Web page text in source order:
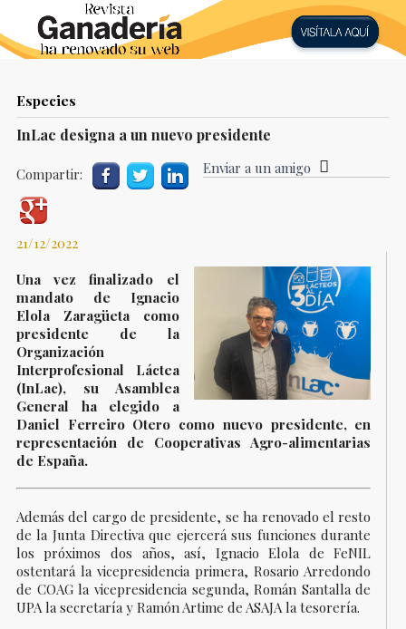
Especies
InLac designa a un nuevo presidente
Compartir: Enviar a un amigo
21/12/2022
Una vez finalizado el
mandato de Ignacio
Elola Zaragüeta como
presidente de la
Organización
Interprofesional Láctea
(InLac), su Asamblea
General ha elegido a
Daniel Ferreiro Otero como nuevo presidente, en
representación de Cooperativas Agro-alimentarias
de España.
Además del cargo de presidente, se ha renovado el resto
de la Junta Directiva que ejercerá sus funciones durante
los próximos dos años, así, Ignacio Elola de FeNIL
ostentará la vicepresidencia primera, Rosario Arredondo
de COAG la vicepresidencia segunda, Román Santalla de
UPA la secretaría y Ramón Artime de ASAJA la tesorería.